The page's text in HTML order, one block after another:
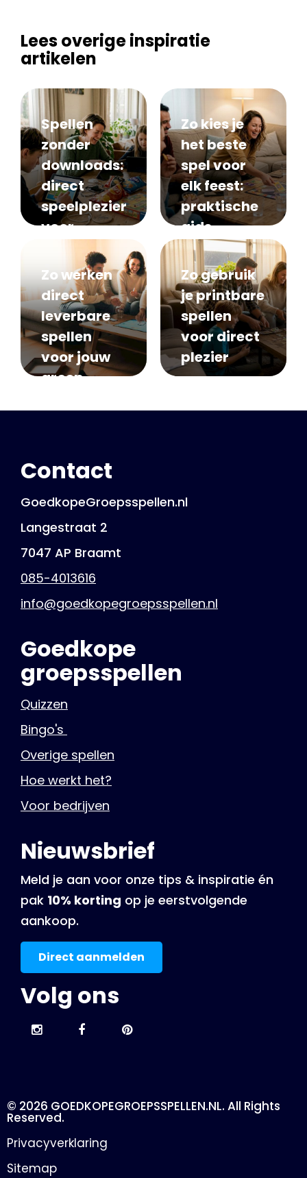
Lees overige inspiratie
artikelen
Spellen
zonder
downloads:
direct
speelplezier
voor
groepen
Zo kies je
het beste
spel voor
elk feest:
praktische
gids
Zo werken
direct
leverbare
spellen
voor jouw
groep
Zo gebruik
je printbare
spellen
voor direct
plezier
Contact
GoedkopeGroepsspellen.nl
Langestraat 2
7047 AP Braamt
085-4013616
info@goedkopegroepsspellen.nl
Goedkope
groepsspellen
Quizzen
Bingo's
Overige spellen
Hoe werkt het?
Voor bedrijven
Nieuwsbrief
Meld je aan voor onze tips & inspiratie én
pak 10% korting op je eerstvolgende
aankoop.
Direct aanmelden
Volg ons
© 2026 GOEDKOPEGROEPSSPELLEN.NL. All Rights
Reserved.
Privacyverklaring
Sitemap